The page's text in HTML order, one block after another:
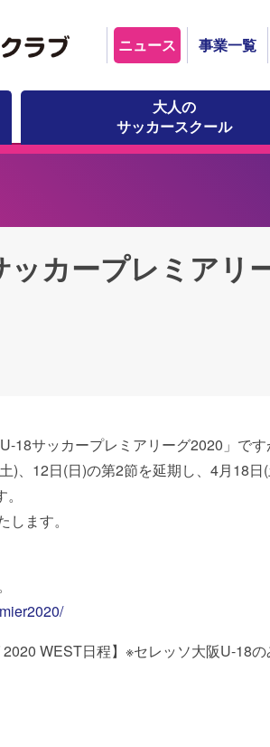
ニュース 事業一覧
大人の
サッカースクール
ッカープレミアリ
18サッカープレミアリーグ2020」で
)、12日(日)の第2節を延期し、4月18
ます。
WEST日程】※セレッソ大阪U-18の